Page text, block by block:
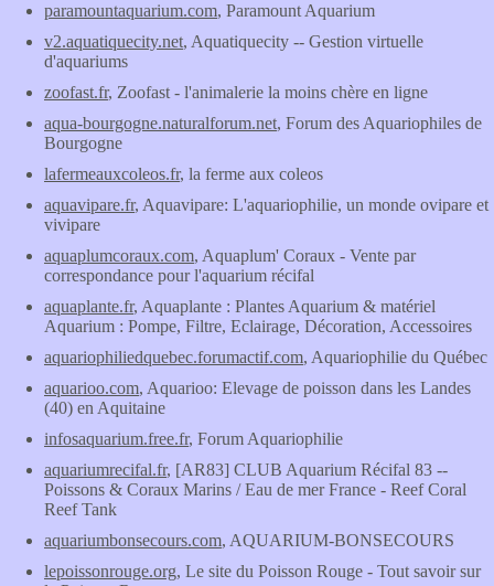
paramountaquarium.com, Paramount Aquarium
v2.aquatiquecity.net, Aquatiquecity -- Gestion virtuelle
d'aquariums
zoofast.fr, Zoofast - l'animalerie la moins chère en ligne
aqua-bourgogne.naturalforum.net, Forum des Aquariophiles de
Bourgogne
lafermeauxcoleos.fr, la ferme aux coleos
aquavipare.fr, Aquavipare: L'aquariophilie, un monde ovipare et
vivipare
aquaplumcoraux.com, Aquaplum' Coraux - Vente par
correspondance pour l'aquarium récifal
aquaplante.fr, Aquaplante : Plantes Aquarium & matériel
Aquarium : Pompe, Filtre, Eclairage, Décoration, Accessoires
aquariophiliedquebec.forumactif.com, Aquariophilie du Québec
aquarioo.com, Aquarioo: Elevage de poisson dans les Landes
(40) en Aquitaine
infosaquarium.free.fr, Forum Aquariophilie
aquariumrecifal.fr, [AR83] CLUB Aquarium Récifal 83 --
Poissons & Coraux Marins / Eau de mer France - Reef Coral
Reef Tank
aquariumbonsecours.com, AQUARIUM-BONSECOURS
lepoissonrouge.org, Le site du Poisson Rouge - Tout savoir sur